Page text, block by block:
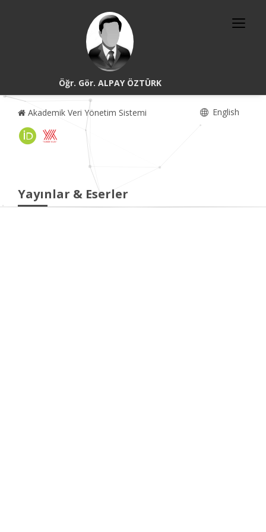
Öğr. Gör. ALPAY ÖZTÜRK
Akademik Veri Yönetim Sistemi English
Yayınlar & Eserler